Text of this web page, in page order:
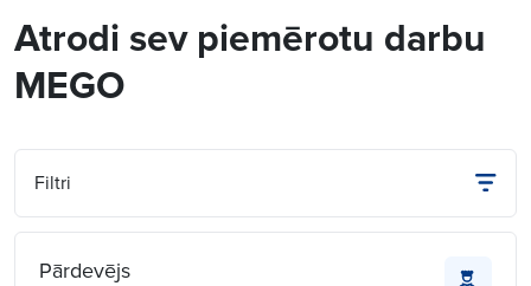
Atrodi sev piemērotu darbu
MEGO
Filtri
Pārdevējs